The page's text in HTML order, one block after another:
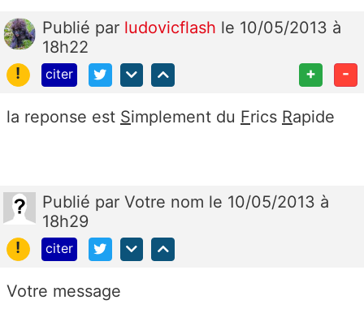
Publié par ludovicflash le 10/05/2013 à
18h22
!
citer + -
la reponse est Simplement du Frics Rapide
Publié par Votre nom le 10/05/2013 à
18h29
!
citer
Votre message